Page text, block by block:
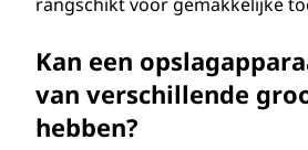
Kan een
van verschillende
hebben?